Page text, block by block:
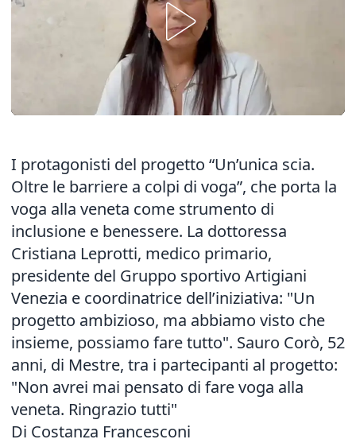
I protagonisti del progetto “Un’unica scia.
Oltre le barriere a colpi di voga”, che porta la
voga alla veneta come strumento di
inclusione e benessere. La dottoressa
Cristiana Leprotti, medico primario,
presidente del Gruppo sportivo Artigiani
Venezia e coordinatrice dell’iniziativa: "Un
progetto ambizioso, ma abbiamo visto che
insieme, possiamo fare tutto". Sauro Corò, 52
anni, di Mestre, tra i partecipanti al progetto:
"Non avrei mai pensato di fare voga alla
veneta. Ringrazio tutti"
Di Costanza Francesconi